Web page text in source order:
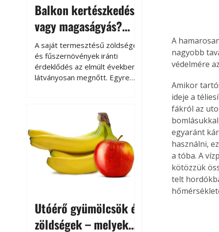
Balkon kertészkedés
vagy magaságyás?
Helytakarékos
kertészkedés
A saját termesztésű zöldségek
és fűszernövények iránti
érdeklődés az elmúlt években
látványosan megnőtt. Egyre
kertészkedés sokak számára
kikapcsolódást és feltöltődést
is jelent.
Utóérő gyümölcsök és
zöldségek – melyek
A
nagyobb
védelmére
Amikor
ideje a
fákról az
egyaránt
használni,
a tóba. A
kötözzük
telt